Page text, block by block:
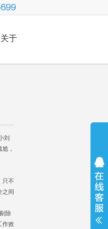
关于
刘
，
只不
之间
除
作效